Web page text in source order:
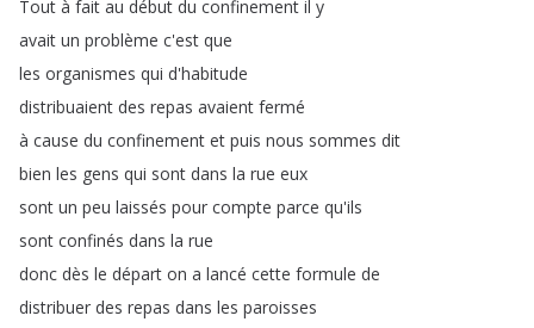
Tout à fait au début du confinement il y
avait un problème c'est que
les organismes qui d'habitude
distribuaient des repas avaient fermé
à cause du confinement et puis nous sommes dit
bien les gens qui sont dans la rue eux
sont un peu laissés pour compte parce qu'ils
sont confinés dans la rue
donc dès le départ on a lancé cette formule de
distribuer des repas dans les paroisses